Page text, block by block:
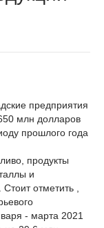
предприятия
млн долларов
прошлого года
продукты
и
отметить ,
- марта 2021